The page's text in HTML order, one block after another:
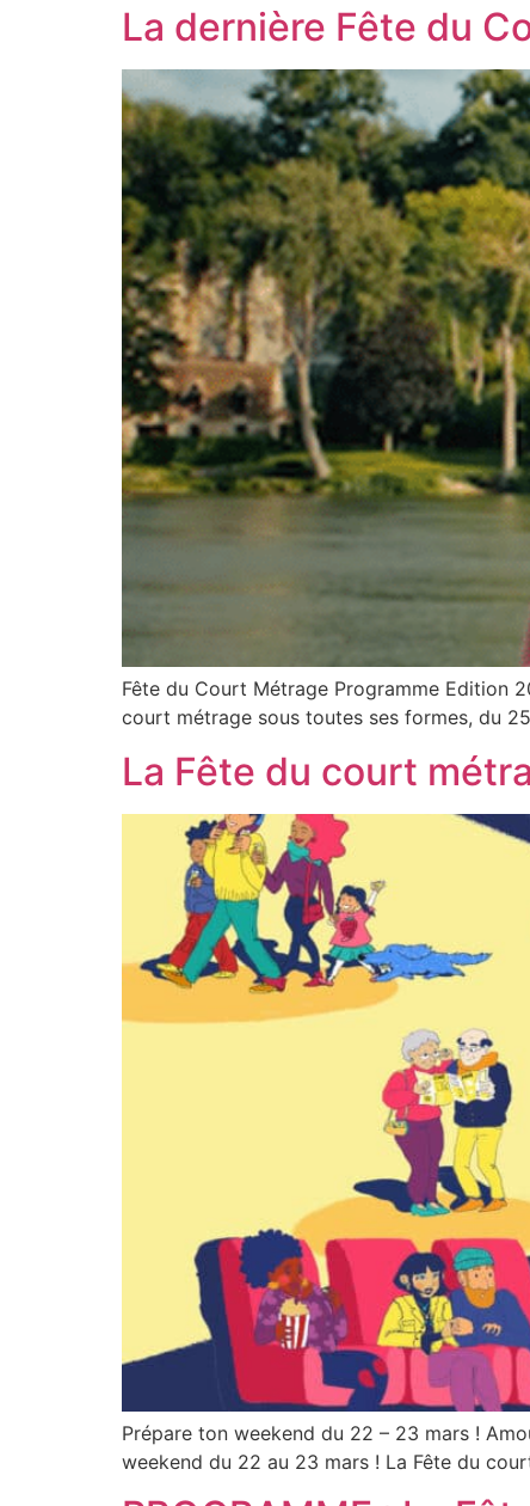
La dernière Fête du
Fête du Court Métrage Programme Edition
court métrage sous toutes ses formes, du
La Fête du court
Prépare ton weekend du 22 – 23 mars !
weekend du 22 au 23 mars ! La Fête du